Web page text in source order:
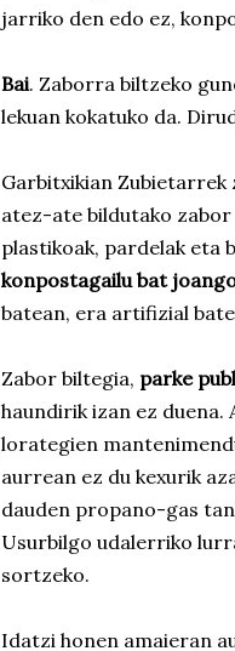
jarriko den edo ez,
Bai. Zaborra biltzeko
lekuan kokatuko da.
Garbitxikian Zubietarrek
atez-ate bildutako zabor
plastikoak, pardelak eta
konpostagailu bat
batean, era artifizial
Zabor biltegia, parke
haundirik izan ez
lorategien
aurrean ez du kexurik
dauden propano-gas
Usurbilgo udalerriko
sortzeko.
Idatzi honen amaieran